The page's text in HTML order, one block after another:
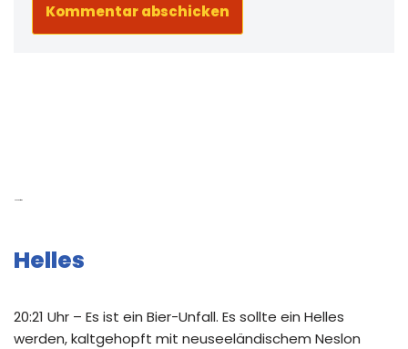
Helles
20:21 Uhr – Es ist ein Bier-Unfall. Es sollte ein Helles
werden, kaltgehopft mit neuseeländischem Neslon